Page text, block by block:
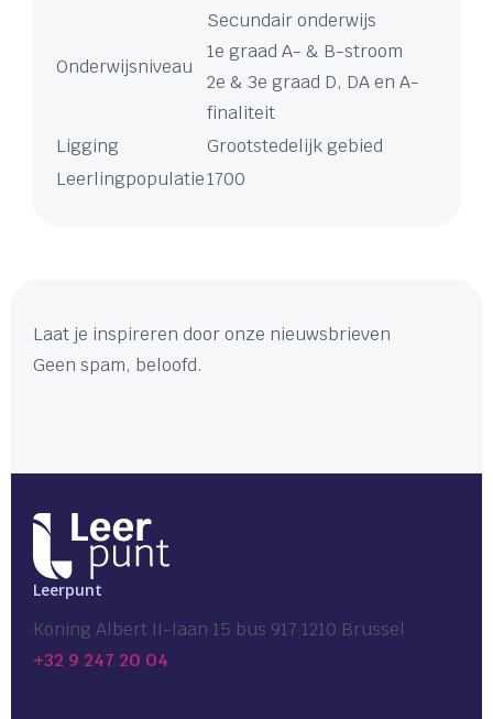
Onderwijsniveau
Secundair onderwijs
1e graad A- & B-stroom
2e & 3e graad D, DA en A-
finaliteit
Ligging
Grootstedelijk gebied
Leerlingpopulatie1700
Laat je inspireren door onze nieuwsbrieven
Geen spam, beloofd.
Leerpunt
Koning Albert II-laan 15 bus 917 1210 Brussel
+32 9 247 20 04